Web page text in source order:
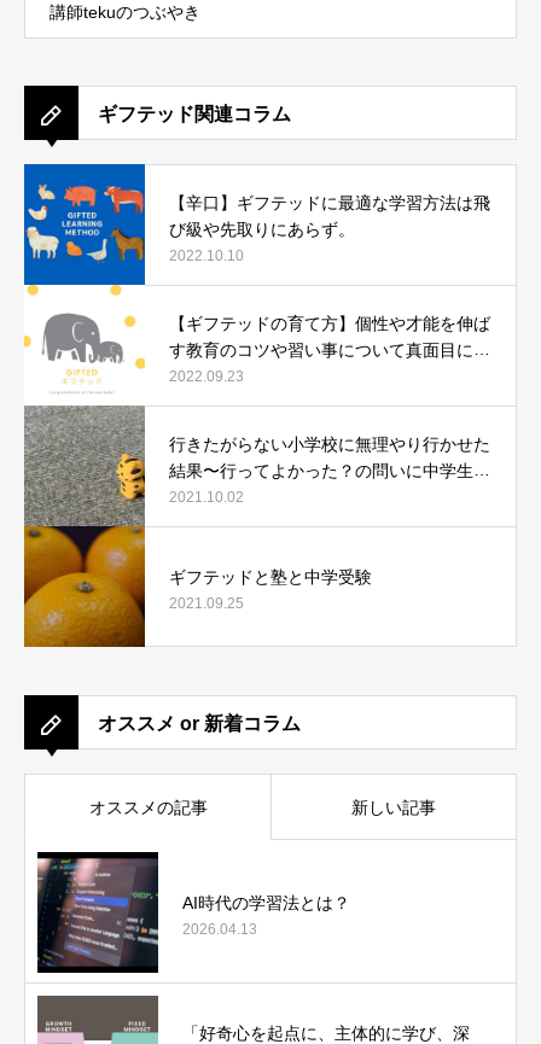
講師tekuのつぶやき
ギフテッド関連コラム
【辛口】ギフテッドに最適な学習方法は飛
び級や先取りにあらず。
2022.10.10
【ギフテッドの育て方】個性や才能を伸ば
す教育のコツや習い事について真面目に語
ります。
2022.09.23
行きたがらない小学校に無理やり行かせた
結果〜行ってよかった？の問いに中学生に
なった今、どう答えたか〜
2021.10.02
ギフテッドと塾と中学受験
2021.09.25
オススメ or 新着コラム
オススメの記事 新しい記事
AI時代の学習法とは？
2026.04.13
「好奇心を起点に、主体的に学び、深